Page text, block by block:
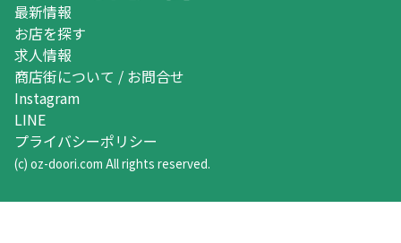
最新情報
お店を探す
求人情報
商店街について / お問合せ
Instagram
LINE
プライバシーポリシー
(c) oz-doori.com All rights reserved.